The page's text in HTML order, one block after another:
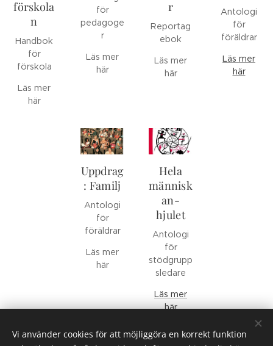
förskola
n
Handbok
för
förskola
Läs mer
här
för
pedagoge
r
Läs mer
här
r
Reportag
ebok
Läs mer
här
Antologi
för
föräldrar
Läs mer
här
Uppdrag
: Familj
Antologi
för
föräldrar
Läs mer
här
Hela
människ
an-
hjulet
Antologi
för
stödgrupp
sledare
Läs mer
här
Vi använder cookies för att möjliggöra en korrekt funktion